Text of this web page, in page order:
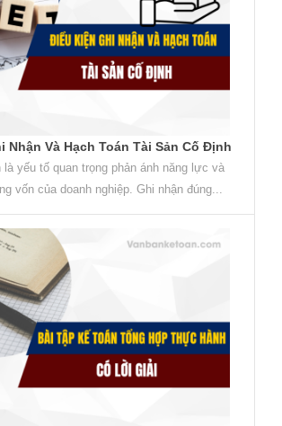
Nhận Và Hạch Toán Tài Sản Cố Định
là yếu tố quan trọng phản ánh năng lực và
vốn của doanh nghiệp. Ghi nhận đúng...